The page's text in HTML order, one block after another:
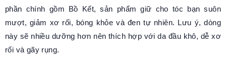
phần chính gồm Bồ Kết, sản phẩm giữ cho tóc bạn suôn
mượt, giảm xơ rối, bóng khỏe và đen tự nhiên. Lưu ý, dòng
này sẽ nhiều dưỡng hơn nên thích hợp với da đầu khô, dễ xơ
rối và gãy rụng.